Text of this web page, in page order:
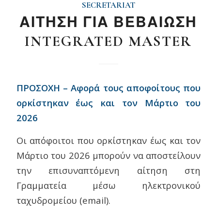
SECRETARIAT
ΑΙΤΗΣΗ ΓΙΑ ΒΕΒΑΙΩΣΗ
INTEGRATED MASTER
ΠΡΟΣΟΧΗ – Αφορά τους αποφοίτους που
ορκίστηκαν έως και τον Μάρτιο του
2026
Οι απόφοιτοι που ορκίστηκαν έως και τον
Μάρτιο του 2026 μπορούν να αποστείλουν
την επισυναπτόμενη αίτηση στη
Γραμματεία μέσω ηλεκτρονικού
ταχυδρομείου (email).